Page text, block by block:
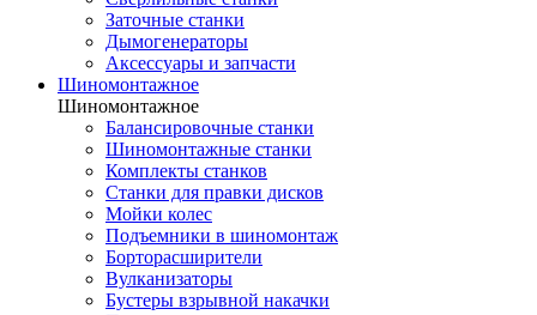
Заточные станки
Дымогенераторы
Аксессуары и запчасти
Шиномонтажное
Шиномонтажное
Балансировочные станки
Шиномонтажные станки
Комплекты станков
Станки для правки дисков
Мойки колес
Подъемники в шиномонтаж
Борторасширители
Вулканизаторы
Бустеры взрывной накачки